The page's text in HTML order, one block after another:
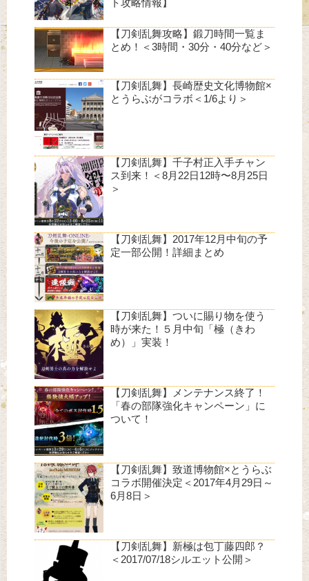
【刀剣乱舞攻略】鍛刀時間一覧ま
とめ！＜3時間・30分・40分など＞
【刀剣乱舞】長崎歴史文化博物館×
とうらぶがコラボ＜1/6より＞
【刀剣乱舞】千子村正入手チャン
ス到来！＜8月22日12時〜8月25日
＞
【刀剣乱舞】2017年12月中旬の予
定一部公開！詳細まとめ
【刀剣乱舞】ついに賜り物を使う
時が来た！５月中旬「極（きわ
め）」実装！
【刀剣乱舞】メンテナンス終了！
「春の部隊強化キャンペーン」に
ついて！
【刀剣乱舞】致道博物館×とうらぶ
コラボ開催決定＜2017年4月29日～
6月8日＞
【刀剣乱舞】新極は包丁藤四郎？
＜2017/07/18シルエット公開＞